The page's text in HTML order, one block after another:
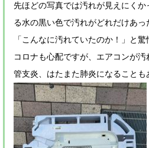
先ほどの写真では汚れが見えにくか
る水の黒い色で汚れがどれだけあっ
「こんなに汚れていたのか！」と驚
コロナも心配ですが、エアコンが
管支炎、はたまた肺炎になることも